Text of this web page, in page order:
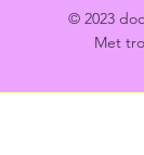
© 2023
Met